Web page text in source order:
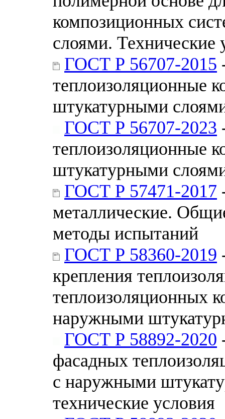
композиционных
слоями. Технические
ГОСТ Р 56707-2015
теплоизоляционные
штукатурными
ГОСТ Р 56707-2023
теплоизоляционные
штукатурными
ГОСТ Р 57471-2017
металлические.
методы испытаний
ГОСТ Р 58360-2019
крепления
теплоизоляционных
наружными
ГОСТ Р 58892-2020
фасадных
с наружными
технические условия